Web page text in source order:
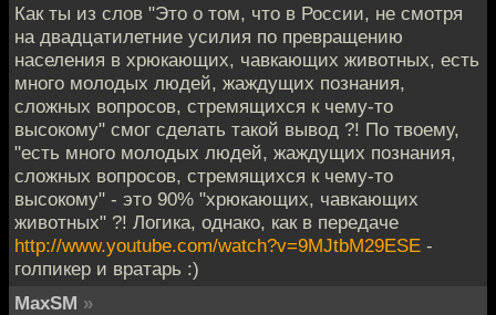
Как ты из слов "Это о том, что в России, не смотря
на двадцатилетние усилия по превращению
населения в хрюкающих, чавкающих животных, есть
много молодых людей, жаждущих познания,
сложных вопросов, стремящихся к чему-то
высокому" смог сделать такой вывод ?! По твоему,
"есть много молодых людей, жаждущих познания,
сложных вопросов, стремящихся к чему-то
высокому" - это 90% "хрюкающих, чавкающих
животных" ?! Логика, однако, как в передаче
http://www.youtube.com/watch?v=9MJtbM29ESE -
голпикер и вратарь :)
MaxSM »